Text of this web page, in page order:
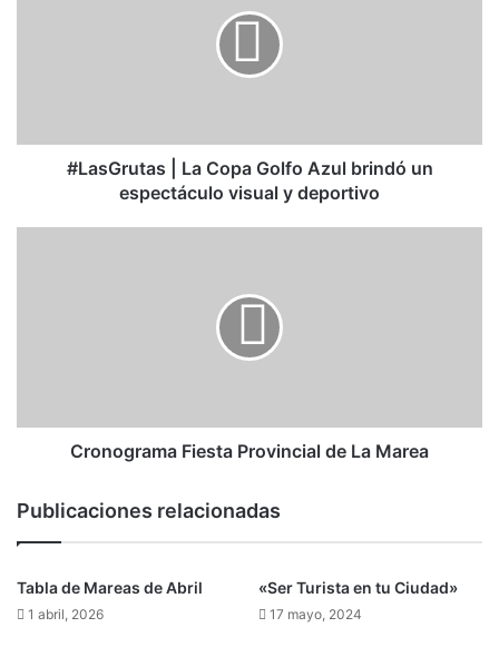
#LasGrutas | La Copa Golfo Azul brindó un
espectáculo visual y deportivo
Cronograma Fiesta Provincial de La Marea
Publicaciones relacionadas
Tabla de Mareas de Abril
1 abril, 2026
«Ser Turista en tu Ciudad»
17 mayo, 2024